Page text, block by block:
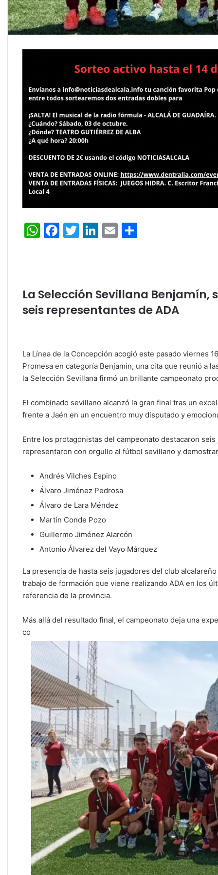
W
A
p
F
b
o
T
Li
dI
n
E
ar
tir
La Selección Sevillana
seis representantes de ADA
La Línea de la Concepción acogió este pasado viernes
Promesa en categoría Benjamín, una cita que reunió a
la Selección Sevillana firmó un brillante campeonato
El combinado sevillano alcanzó la gran final tras un
frente a Jaén en un encuentro muy disputado y
Entre los protagonistas del campeonato destacaron
representaron con orgullo al fútbol sevillano y
Andrés Vilches Espino
Álvaro Jiménez Pedrosa
Álvaro de Lara Méndez
Martín Conde Pozo
Guillermo Jiménez Alarcón
Antonio Álvarez del Vayo Márquez
La presencia de hasta seis jugadores del club
trabajo de formación que viene realizando ADA en los
referencia de la provincia.
Más allá del resultado final, el campeonato deja una
co